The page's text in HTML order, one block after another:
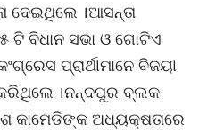
ଦେଇଥିଲେ ।ଆସନ୍ତା
ଟି ବିଧାନ ସଭା ଓ ଗୋଟିଏ
ପ୍ରାର୍ଥୀମାନେ ବିଜୟୀ
।ନନ୍ଦପୁର ବ୍ଲକ
କାମେଡିଙ୍କ ଅଧ୍ୟକ୍ଷତାରେ